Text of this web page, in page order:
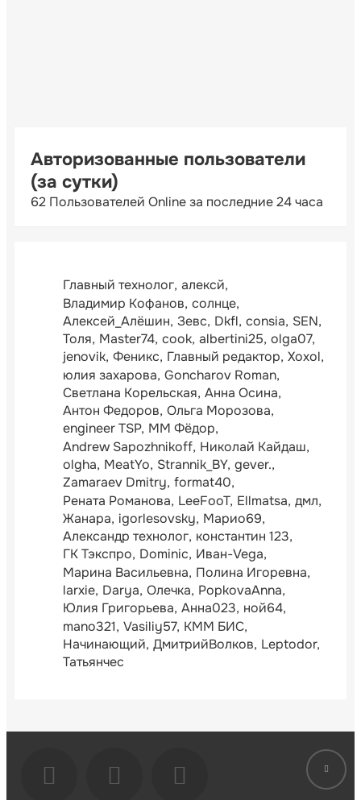
Авторизованные пользователи
(за сутки)
62 Пользователей Online за последние 24 часа
Главный технолог алексй
Владимир Кофанов солнце
Алексей_Алёшин Зевс Dkfl consia SEN
Толя Master74 cook albertini25 olga07
jenovik Феникс Главный редактор Xoxol
юлия захарова Goncharov Roman
Светлана Корельская Анна Осина
Антон Федоров Ольга Морозова
engineer TSP ММ Фёдор
Andrew Sapozhnikoff Николай Кайдаш
olgha MeatYo Strannik_BY gever.
Zamaraev Dmitry format40
Рената Романова LeeFooT Ellmatsa дмл
Жанара igorlesovsky Марио69
Александр технолог константин 123
ГК Тэкспро Dominic Иван-Vega
Марина Васильевна Полина Игоревна
larxie Darya Олечка PopkovaAnna
Юлия Григорьева Анна023 ной64
mano321 Vasiliy57 КММ БИС
Начинающий ДмитрийВолков Leptodor
Татьянчес